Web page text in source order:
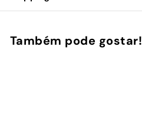
Também pode gostar!